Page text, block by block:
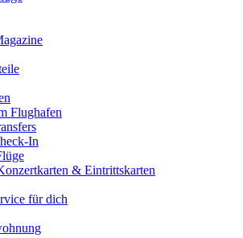
Flughafen
In
& Eintrittskarten
für dich